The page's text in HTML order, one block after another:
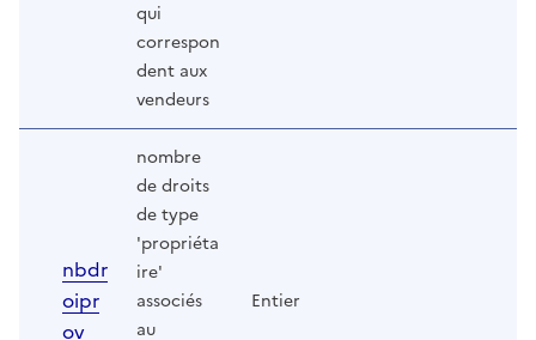
qui
correspon
dent aux
vendeurs
nbdr
oipr
ov
nombre
de droits
de type
'propriéta
ire'
associés
au
Entier